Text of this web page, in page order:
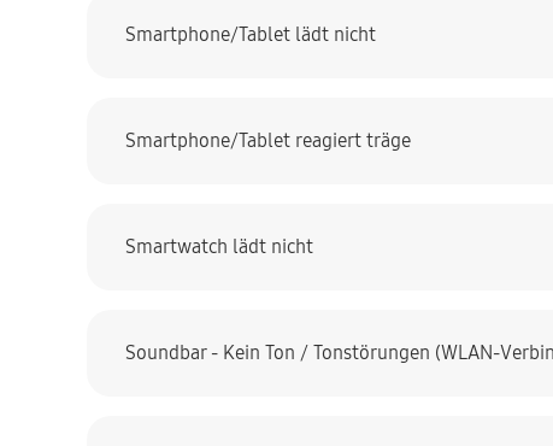
Smartphone/Tablet lädt nicht
Smartphone/Tablet reagiert träge
Smartwatch lädt nicht
Soundbar - Kein Ton / Tonstörungen (WLAN-